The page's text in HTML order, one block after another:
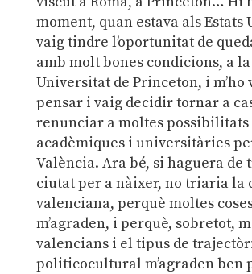
moment, quan estava als Estats
vaig tindre l’oportunitat de
amb molt bones condicions, a la
Universitat de Princeton, i m’ho
pensar i vaig decidir tornar a
renunciar a moltes possibilitats
acadèmiques i universitàries
València. Ara bé, si haguera de
ciutat per a nàixer, no triaria la
valenciana, perquè moltes
m’agraden, i perquè, sobretot,
valencians i el tipus de
politicocultural m’agraden ben